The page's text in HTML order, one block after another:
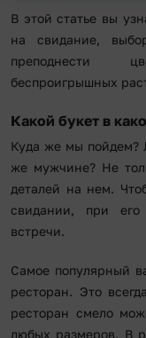
В этой статье вы
на свидание,
преподнести
беспроигрышных
Какой букет в
Куда же мы пойдем?
же мужчине? Не
деталей на нем.
свидании, при
встречи.
Самое популярный
ресторан. Это
ресторан смело
любых размеров. В